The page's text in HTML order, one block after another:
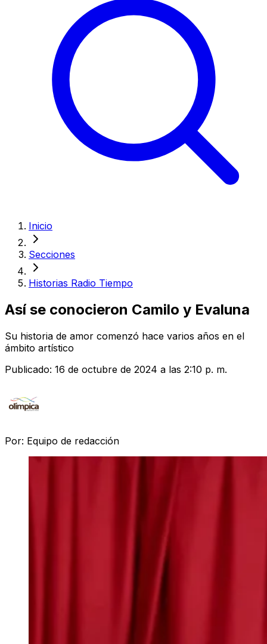
Inicio
Secciones
Historias Radio Tiempo
Así se conocieron Camilo y Evaluna
Su historia de amor comenzó hace varios años en el
ámbito artístico
Publicado: 16 de octubre de 2024 a las 2:10 p. m.
Por: Equipo de redacción